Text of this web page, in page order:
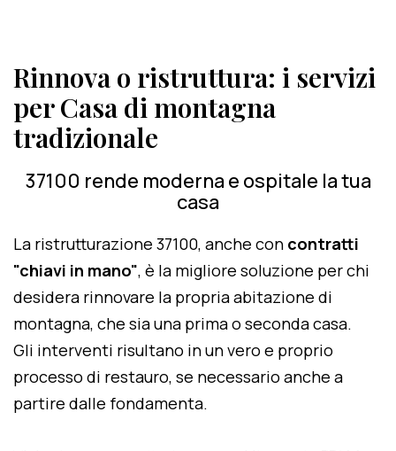
Rinnova o ristruttura: i servizi
per Casa di montagna
tradizionale
37100 rende moderna e ospitale la tua
casa
La ristrutturazione 37100, anche con contratti
"chiavi in mano", è la migliore soluzione per chi
desidera rinnovare la propria abitazione di
montagna, che sia una prima o seconda casa.
Gli interventi risultano in un vero e proprio
processo di restauro, se necessario anche a
partire dalle fondamenta.